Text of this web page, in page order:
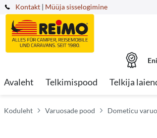
Kontakt | Müüja sisselogimine
Avaleht Telkimispood Telkija
Koduleht Varuosade pood Dometicu